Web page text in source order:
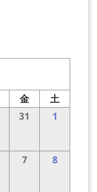
金
土
31 1
7 8